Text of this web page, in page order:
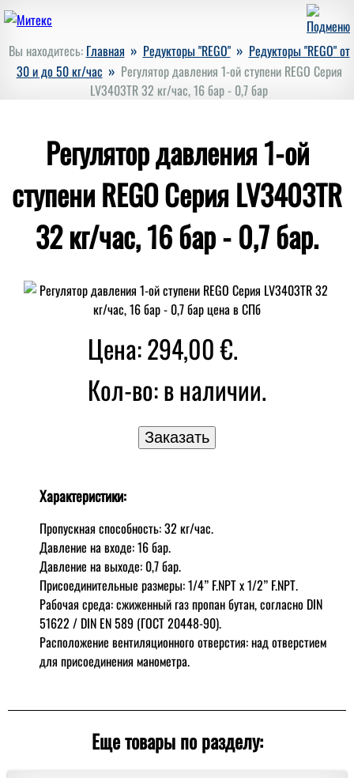
Вы находитесь: Главная » Редукторы "REGO" » Редукторы "REGO" от
30 и до 50 кг/час » Регулятор давления 1-ой ступени REGO Серия
LV3403TR 32 кг/час, 16 бар - 0,7 бар
Регулятор давления 1-ой
ступени REGO Серия LV3403TR
32 кг/час, 16 бар - 0,7 бар.
Цена: 294,00 €.
Кол-во:в наличии.
Характеристики:
Пропускная способность: 32 кг/час.
Давление на входе: 16 бар.
Давление на выходе: 0,7 бар.
Присоединительные размеры: 1/4” F.NPT x 1/2” F.NPT.
Рабочая среда: сжиженный газ пропан бутан, согласно DIN
51622 / DIN EN 589 (ГОСТ 20448-90).
Расположение вентиляционного отверстия: над отверстием
для присоединения манометра.
Еще товары по разделу: